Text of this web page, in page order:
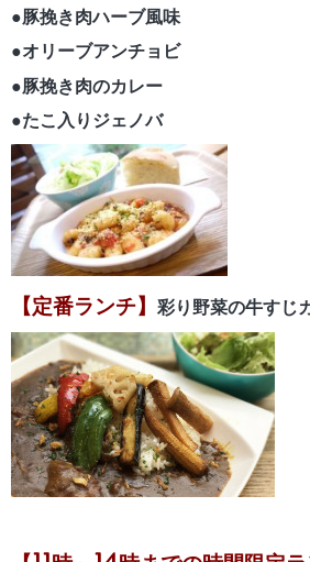
●豚挽き肉ハーブ風味
●オリーブアンチョビ
●豚挽き肉のカレー
●たこ入りジェノバ
【定番ランチ】 彩り野菜の牛すじ